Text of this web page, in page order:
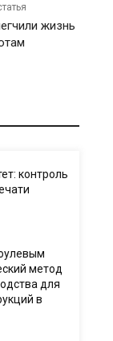
жизнь
контроль
метод
для
в